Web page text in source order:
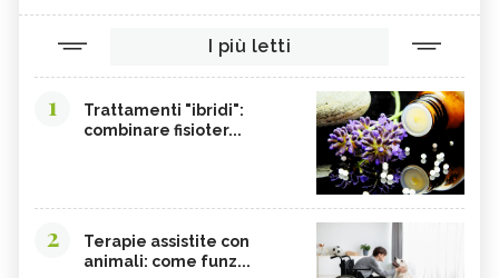
I più letti
1
Trattamenti "ibridi":
combinare fisioter...
2
Terapie assistite con
animali: come funz...